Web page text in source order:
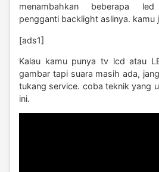
menambahkan beberapa
pengganti backlight aslinya. kamu
[ads1]
Kalau kamu punya tv lcd atau
gambar tapi suara masih ada,
tukang service. coba teknik yang
ini.